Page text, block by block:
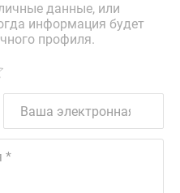
данные, или
информация будет
профиля.